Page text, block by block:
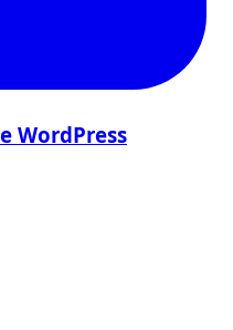
WordPress